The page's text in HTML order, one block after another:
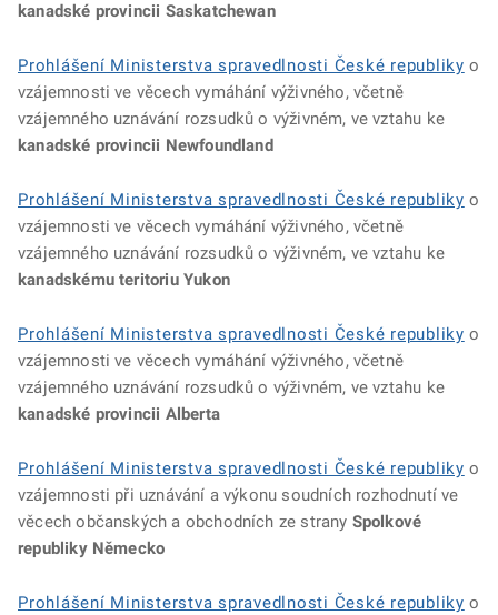
kanadské provincii Saskatchewan
Prohlášení Ministerstva spravedlnosti České republiky o
vzájemnosti ve věcech vymáhání výživného, včetně
vzájemného uznávání rozsudků o výživném, ve vztahu ke
kanadské provincii Newfoundland
Prohlášení Ministerstva spravedlnosti České republiky o
vzájemnosti ve věcech vymáhání výživného, včetně
vzájemného uznávání rozsudků o výživném, ve vztahu ke
kanadskému teritoriu Yukon
Prohlášení Ministerstva spravedlnosti České republiky o
vzájemnosti ve věcech vymáhání výživného, včetně
vzájemného uznávání rozsudků o výživném, ve vztahu ke
kanadské provincii Alberta
Prohlášení Ministerstva spravedlnosti České republiky o
vzájemnosti při uznávání a výkonu soudních rozhodnutí ve
věcech občanských a obchodních ze strany Spolkové
republiky Německo
Prohlášení Ministerstva spravedlnosti České republiky o